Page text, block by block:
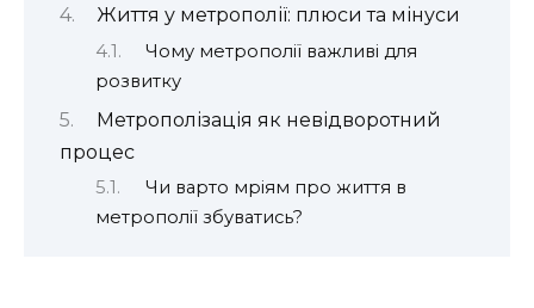
Життя у метрополії: плюси та мінуси
Чому метрополії важливі для
розвитку
Метрополізація як невідворотний
процес
Чи варто мріям про життя в
метрополії збуватись?